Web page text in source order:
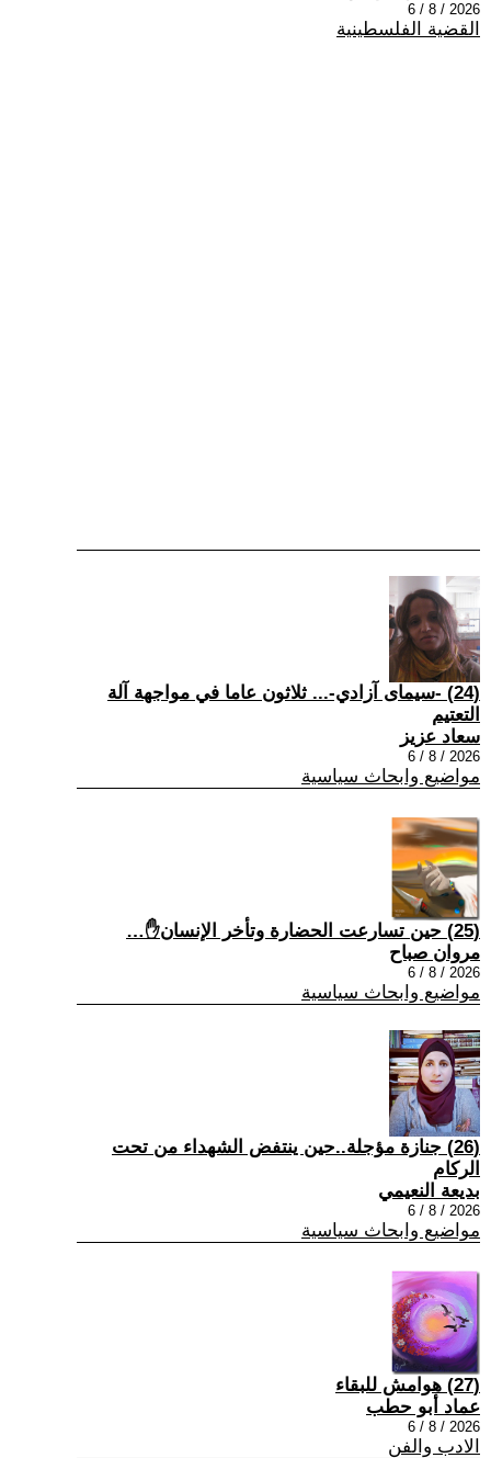
2026 / 8 / 6
القضية الفلسطينية
(24) -سيمای آزادي-... ثلاثون عاما في مواجهة آلة
التعتيم
سعاد عزيز
2026 / 8 / 6
مواضيع وابحاث سياسية
(25) حين تسارعت الحضارة وتأخر الإنسان✋…
مروان صباح
2026 / 8 / 6
مواضيع وابحاث سياسية
(26) جنازة مؤجلة..حين ينتفض الشهداء من تحت
الركام
بديعة النعيمي
2026 / 8 / 6
مواضيع وابحاث سياسية
(27) هوامش للبقاء
عماد أبو حطب
2026 / 8 / 6
الادب والفن